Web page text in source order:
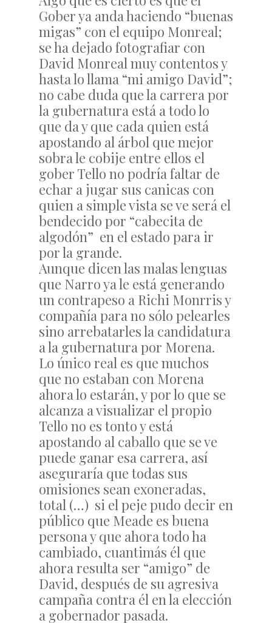
Gober ya anda haciendo “buenas
migas” con el equipo Monreal;
se ha dejado fotografiar con
David Monreal muy contentos y
hasta lo llama “mi amigo David”;
no cabe duda que la carrera por
la gubernatura está a todo lo
que da y que cada quien está
apostando al árbol que mejor
sobra le cobije entre ellos el
gober Tello no podría faltar de
echar a jugar sus canicas con
quien a simple vista se ve será el
bendecido por “cabecita de
algodón” en el estado para ir
por la grande.
Aunque dicen las malas lenguas
que Narro ya le está generando
un contrapeso a Richi Monrris y
compañía para no sólo pelearles
sino arrebatarles la candidatura
a la gubernatura por Morena.
Lo único real es que muchos
que no estaban con Morena
ahora lo estarán, y por lo que se
alcanza a visualizar el propio
Tello no es tonto y está
apostando al caballo que se ve
puede ganar esa carrera, así
aseguraría que todas sus
omisiones sean exoneradas,
total (…) si el peje pudo decir en
público que Meade es buena
persona y que ahora todo ha
cambiado, cuantimás él que
ahora resulta ser “amigo” de
David, después de su agresiva
campaña contra él en la elección
a gobernador pasada.